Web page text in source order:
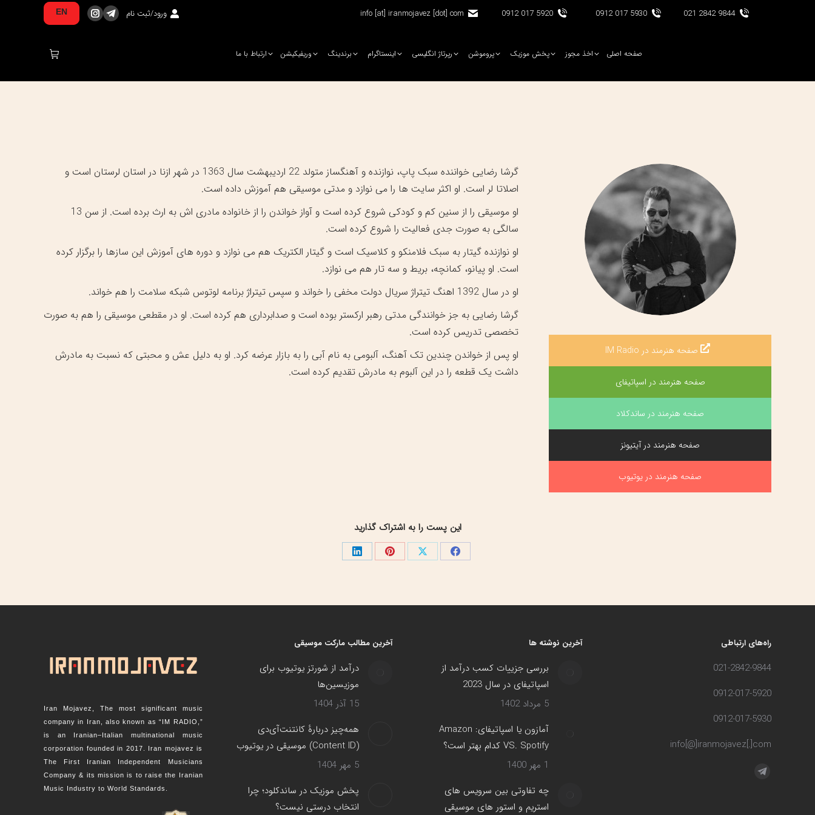
9844 2842 021
5930 017 0912
5920 017 0912
info [at] iranmojavez [dot] com ورود/ثبت نام
تلگرام
جدید
اینستاگرام
جدید
EN
صفحه اصلی اخذ مجوز پخش موزیک پروموشن رپرتاژ انگلیسی اینستاگرام برندینگ وریفیکیشن ارتباط با ما
گرشا رضایی خواننده سبک پاپ، نوازنده و آهنگساز متولد 22 اردیبهشت سال 1363 در شهر ازنا در استان لرستان است و
اصلاتا لر است. او اکثر سایت ها را می نوازد و مدتی موسیقی هم آموزش داده است.
او موسیقی را از سنین کم و کودکی شروع کرده است و آواز خواندن را از خانواده مادری اش به ارث برده است. از سن 13
سالگی به صورت جدی فعالیت را شروع کرده است.
او نوازنده گیتار به سبک فلامنکو و کلاسیک است و گیتار الکتریک هم می نوازد و دوره های آموزش این سازها را برگزار کرده
است. او پیانو، کمانچه، بریط و سه تار هم می نوازد.
او در سال 1392 اهنگ تیتراژ سریال دولت مخفی را خواند و سپس تیتراژ برنامه لوتوس شبکه سلامت را هم خواند.
گرشا رضایی به جز خوانندگی مدتی رهبر ارکستر بوده است و صدابرداری هم کرده است. او در مقطعی موسیقی را هم به صورت
تخصصی تدریس کرده است.
او پس از خواندن چندین تک آهنگ، آلبومی به نام آبی را به بازار عرضه کرد. او به دلیل عش و محبتی که نسبت به مادرش
داشت یک قطعه را در این آلبوم به مادرش تقدیم کرده است.
صفحه هنرمند در IM Radio
صفحه هنرمند در اسپاتیفای
صفحه هنرمند در ساندکلاد
صفحه هنرمند در آیتیونز
صفحه هنرمند در یوتیوب
این پست را به اشتراک گذارید
اشتراک اشتراک اشتراک اشتراک
راه‌های ارتباطی
021-2842-9844
0912-017-5920
0912-017-5930
info[@]iranmojavez[.]com
مارا در اینجا پیدا کنید:
تلگرام
آخرین نوشته ها
بررسی جزییات کسب درآمد از
اسپاتیفای در سال 2023
5 مرداد 1402
آمازون یا اسپاتیفای: Amazon
VS. Spotify کدام بهتر است؟
1 مهر 1400
چه تفاوتی بین سرویس های
استریم و استور های موسیقی
آخرین مطالب مارکت موسیقی
درآمد از شورتز یوتیوب برای
موزیسین‌ها
15 آذر 1404
همه‌چیز دربارهٔ کانتنت‌آی‌دی
(Content ID) موسیقی در یوتیوب
5 مهر 1404
پخش موزیک در ساندکلود؛ چرا
انتخاب درستی نیست؟
Iran Mojavez, The most significant music
company in Iran, also known as “IM RADIO,”
is an Iranian–Italian multinational music
corporation founded in 2017. Iran mojavez is
The First Iranian Independent Musicians
Company & its mission is to raise the Iranian
Music Industry to World Standards.